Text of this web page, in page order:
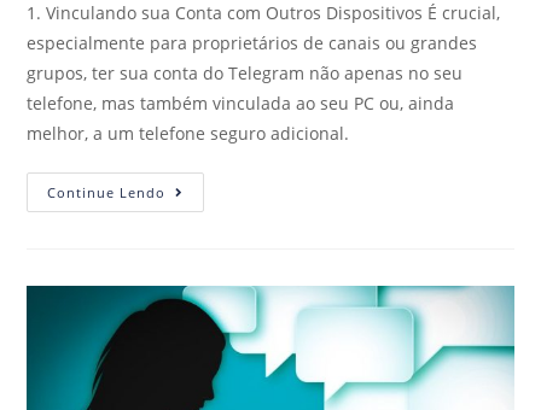
1. Vinculando sua Conta com Outros Dispositivos É crucial,
especialmente para proprietários de canais ou grandes
grupos, ter sua conta do Telegram não apenas no seu
telefone, mas também vinculada ao seu PC ou, ainda
melhor, a um telefone seguro adicional.
Continue Lendo